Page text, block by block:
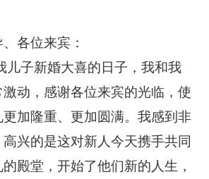
各位来宾：
儿子新婚大喜的日子，我和我
动，感谢各位来宾的光临，使
加隆重、更加圆满。我感到非
兴的是这对新人今天携手共同
殿堂，开始了他们新的人生，